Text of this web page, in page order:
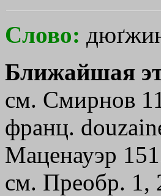
Слово:
Ближайшая
см. Смирнов
франц.
Маценауэр
см. Преобр. 1,